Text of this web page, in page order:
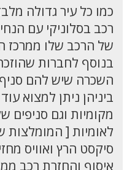
כמו כל עיר גדולה
רכב בסלוניקי עם
של הרכב שלו ממרכז
בנוסף לחברות
השכרה שיש להם סניף
מקומיות וגם
לאומיות [
סיקסט הרץ ואוויס
איסוף והחזרת רכב